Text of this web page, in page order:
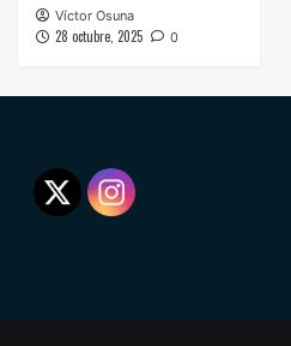
Víctor Osuna
28 octubre, 2025 0